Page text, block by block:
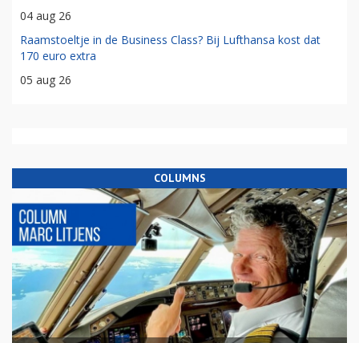
04 aug 26
Raamstoeltje in de Business Class? Bij Lufthansa kost dat
170 euro extra
05 aug 26
COLUMNS